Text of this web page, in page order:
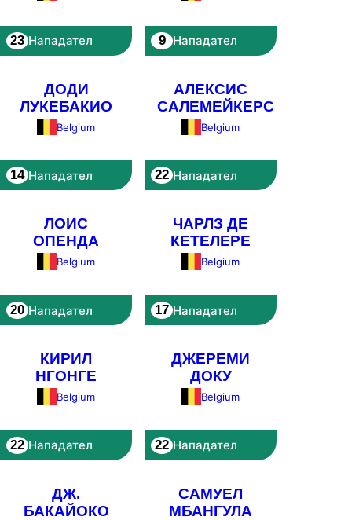
23 Нападател 9 Нападател
ДОДИ
ЛУКЕБАКИО
Belgium
14 Нападател
АЛЕКСИС
САЛЕМЕЙКЕРС
Belgium
22 Нападател
ЛОИС
ОПЕНДА
Belgium
20 Нападател
ЧАРЛЗ ДЕ
КЕТЕЛЕРЕ
Belgium
17 Нападател
КИРИЛ
НГОНГЕ
Belgium
22 Нападател
ДЖЕРЕМИ
ДОКУ
Belgium
22 Нападател
ДЖ.
БАКАЙОКО
САМУЕЛ
МБАНГУЛА